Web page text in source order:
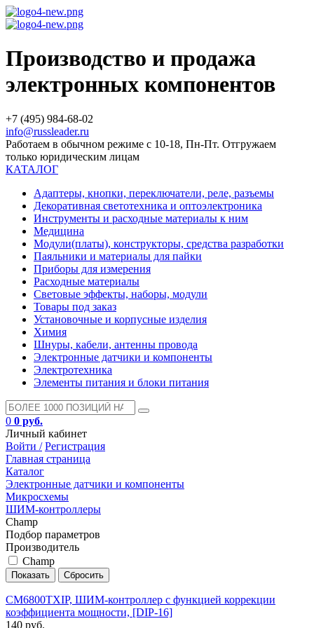
Производство и продажа
электронных компонентов
+7 (495) 984-68-02
info@russleader.ru
Работаем в обычном режиме с 10-18, Пн-Пт. Отгружаем
только юридическим лицам
КАТАЛОГ
Адаптеры, кнопки, переключатели, реле, разъемы
Декоративная светотехника и оптоэлектроника
Инструменты и расходные материалы к ним
Медицина
Модули(платы), конструкторы, средства разработки
Паяльники и материалы для пайки
Приборы для измерения
Расходные материалы
Световые эффекты, наборы, модули
Товары под заказ
Установочные и корпусные изделия
Химия
Шнуры, кабели, антенны провода
Электронные датчики и компоненты
Электротехника
Элементы питания и блоки питания
0 0 руб.
Личный кабинет
Войти / Регистрация
Главная страница
Каталог
Электронные датчики и компоненты
Микросхемы
ШИМ-контроллеры
Champ
Подбор параметров
Производитель
Champ
CM6800TXIP, ШИМ-контроллер с функцией коррекции
коэффициента мощности, [DIP-16]
140 руб.